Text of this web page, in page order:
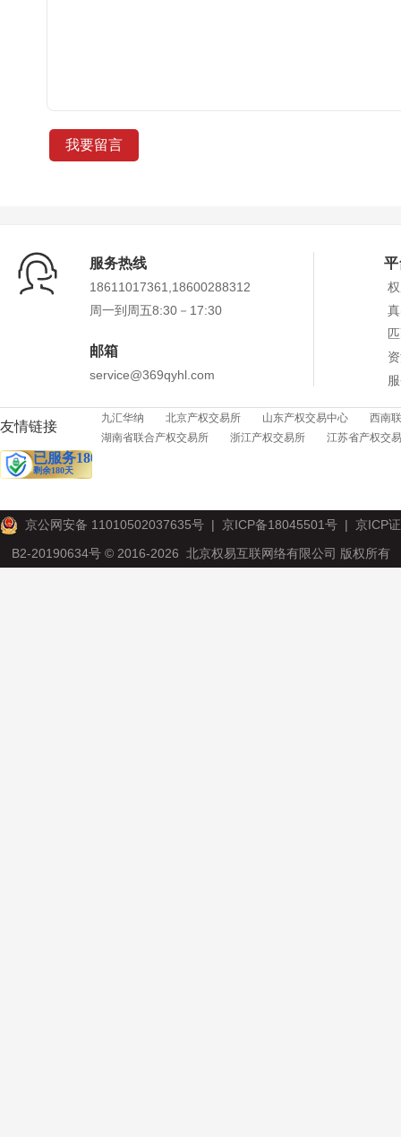
服务热线
18611017361,18600288312
周一到周五8:30－17:30
邮箱
service@369qyhl.com
平
友情链接
九汇华纳 北京产权交易所 山东产权交易中心
西南
湖南省联合产权交易所
浙江产权交易所 江苏省产权交
京公网安备 11010502037635号 | 京ICP备18045501号 | 京ICP证
B2-20190634号© 2016-2026 北京权易互联网络有限公司 版权所有